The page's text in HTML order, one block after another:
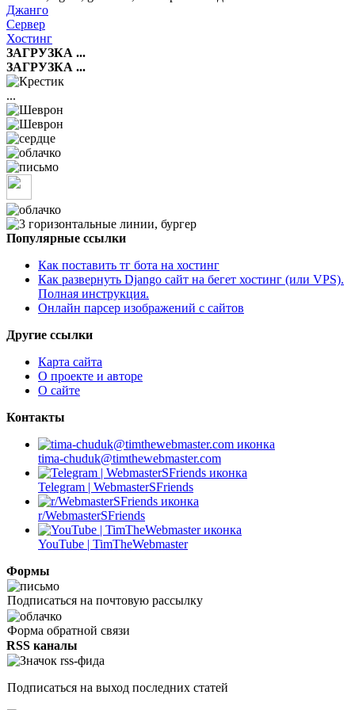
Джанго
Сервер
Хостинг
ЗАГРУЗКА ...
ЗАГРУЗКА ...
...
Популярные ссылки
Как поставить тг бота на хостинг
Как развернуть Django сайт на бегет хостинг (или VPS).
Полная инструкция.
Онлайн парсер изображений с сайтов
Другие ссылки
Карта сайта
О проекте и авторе
О сайте
Контакты
tima-chuduk@timthewebmaster.com
Telegram | WebmasterSFriends
r/WebmasterSFriends
YouTube | TimTheWebmaster
Формы
Подписаться на почтовую рассылку
Форма обратной связи
RSS каналы
Подписаться на выход последних статей